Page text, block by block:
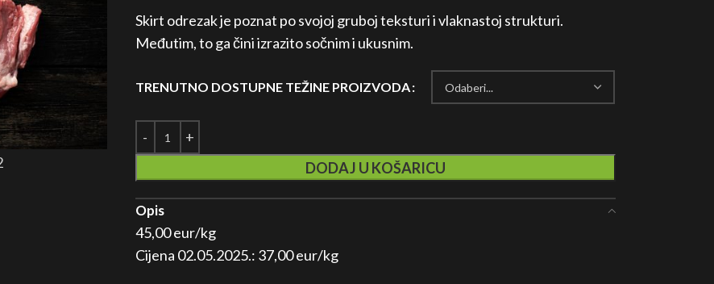
Skirt odrezak je poznat po svojoj gruboj teksturi i vlaknastoj strukturi.
Međutim, to ga čini izrazito sočnim i ukusnim.
TRENUTNO DOSTUPNE TEŽINE PROIZVODA
DODAJ U KOŠARICU
Opis
45,00 eur/kg
Cijena 02.05.2025.: 37,00 eur/kg